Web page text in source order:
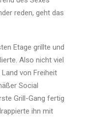
reden, geht das
Etage grillte und
Also nicht viel
von Freiheit
Social
Grill-Gang fertig
ihn mit